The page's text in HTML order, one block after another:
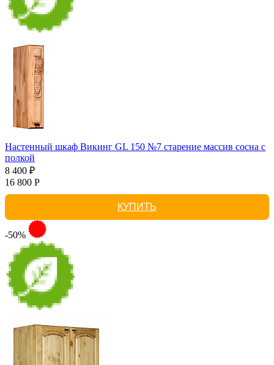
Настенный шкаф Викинг GL 150 №7 старение массив сосна с
полкой
8 400 ₽
16 800 Р
КУПИТЬ
-50%